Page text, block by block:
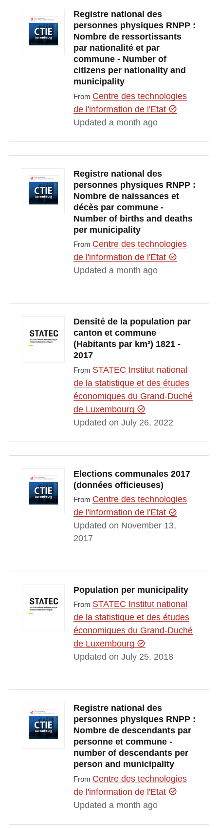
Registre national des
personnes physiques RNPP :
Nombre de ressortissants
par nationalité et par
commune - Number of
citizens per nationality and
municipality
From Centre des technologies
de l'information de l'Etat
Updated a month ago
Registre national des
personnes physiques RNPP :
Nombre de naissances et
décès par commune -
Number of births and deaths
per municipality
From Centre des technologies
de l'information de l'Etat
Updated a month ago
Densité de la population par
canton et commune
(Habitants par km²) 1821 -
2017
From STATEC Institut national
de la statistique et des études
économiques du Grand-Duché
de Luxembourg
Updated on July 26, 2022
Elections communales 2017
(données officieuses)
From Centre des technologies
de l'information de l'Etat
Updated on November 13,
2017
Population per municipality
From STATEC Institut national
de la statistique et des études
économiques du Grand-Duché
de Luxembourg
Updated on July 25, 2018
Registre national des
personnes physiques RNPP :
Nombre de descendants par
personne et commune -
number of descendants per
person and municipality
From Centre des technologies
de l'information de l'Etat
Updated a month ago